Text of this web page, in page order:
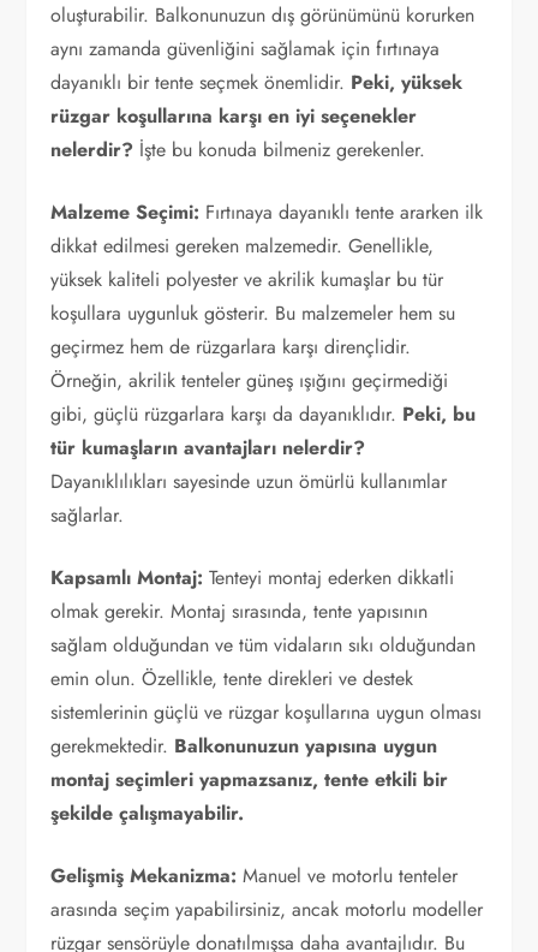
oluşturabilir. Balkonunuzun dış görünümünü korurken
aynı zamanda güvenliğini sağlamak için fırtınaya
dayanıklı bir tente seçmek önemlidir. Peki, yüksek
rüzgar koşullarına karşı en iyi seçenekler
nelerdir? İşte bu konuda bilmeniz gerekenler.
Malzeme Seçimi: Fırtınaya dayanıklı tente ararken ilk
dikkat edilmesi gereken malzemedir. Genellikle,
yüksek kaliteli polyester ve akrilik kumaşlar bu tür
koşullara uygunluk gösterir. Bu malzemeler hem su
geçirmez hem de rüzgarlara karşı dirençlidir.
Örneğin, akrilik tenteler güneş ışığını geçirmediği
gibi, güçlü rüzgarlara karşı da dayanıklıdır. Peki, bu
tür kumaşların avantajları nelerdir?
Dayanıklılıkları sayesinde uzun ömürlü kullanımlar
sağlarlar.
Kapsamlı Montaj: Tenteyi montaj ederken dikkatli
olmak gerekir. Montaj sırasında, tente yapısının
sağlam olduğundan ve tüm vidaların sıkı olduğundan
emin olun. Özellikle, tente direkleri ve destek
sistemlerinin güçlü ve rüzgar koşullarına uygun olması
gerekmektedir. Balkonunuzun yapısına uygun
montaj seçimleri yapmazsanız, tente etkili bir
şekilde çalışmayabilir.
Gelişmiş Mekanizma: Manuel ve motorlu tenteler
arasında seçim yapabilirsiniz, ancak motorlu modeller
rüzgar sensörüyle donatılmışsa daha avantajlıdır. Bu